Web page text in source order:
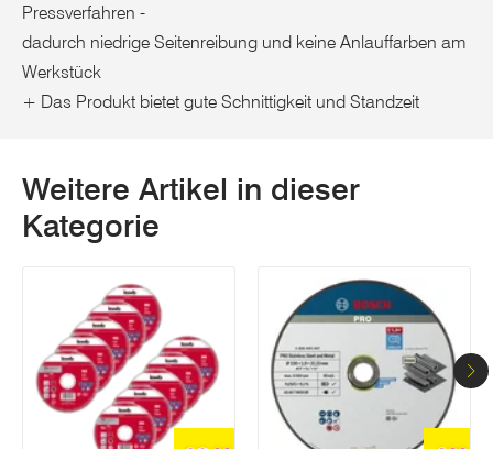
Pressverfahren -
dadurch niedrige Seitenreibung und keine Anlauffarben am
Werkstück
+ Das Produkt bietet gute Schnittigkeit und Standzeit
Weitere Artikel in dieser
Kategorie